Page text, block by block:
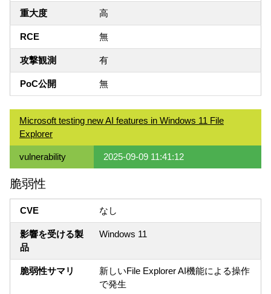
重大度 高
RCE 無
攻撃観測 有
PoC公開 無
Microsoft testing new AI features in Windows 11 File
Explorer
vulnerability 2025-09-09 11:41:12
脆弱性
CVE なし
影響を受ける製
品
Windows 11
脆弱性サマリ
新しいFile Explorer AI機能による操作
で発生